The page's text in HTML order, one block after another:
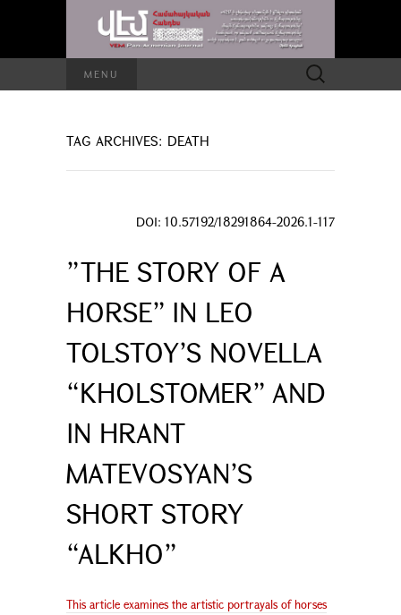
MENU
Search
for:
TAG ARCHIVES: DEATH
DOI: 10.57192/18291864-2026.1-117
”THE STORY OF A
HORSE” IN LEO
TOLSTOY’S NOVELLA
“KHOLSTOMER” AND
IN HRANT
MATEVOSYAN’S
SHORT STORY
“ALKHO”
This article examines the artistic portrayals of horses